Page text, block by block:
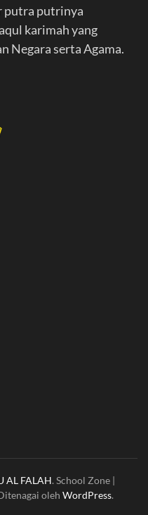
putra putrinya
karimah yang
Negara serta Agama.
AL FALAH. School Zone |
oleh WordPress.